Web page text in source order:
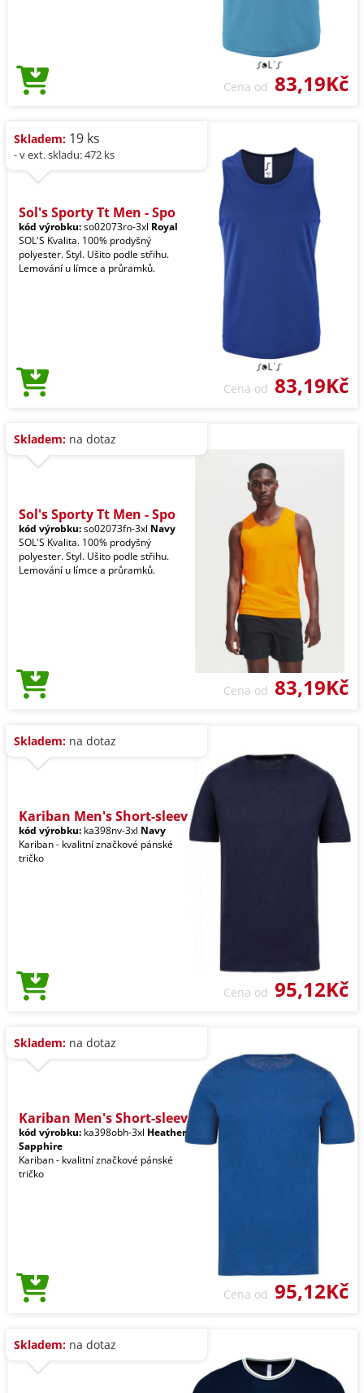
Cena od 83,19Kč
Skladem: 19 ks
- v ext. skladu: 472 ks
Sol's Sporty Tt Men - Spo
kód výrobku:so02073ro-3xl Royal
SOL'S Kvalita. 100% prodyšný
polyester. Styl. Ušito podle střihu.
Lemování u límce a průramků.
Cena od 83,19Kč
Skladem: na dotaz
Sol's Sporty Tt Men - Spo
kód výrobku:so02073fn-3xl Navy
SOL'S Kvalita. 100% prodyšný
polyester. Styl. Ušito podle střihu.
Lemování u límce a průramků.
Cena od 83,19Kč
Skladem: na dotaz
Kariban Men's Short-sleev
kód výrobku: ka398nv-3xl Navy
Kariban - kvalitní značkové pánské
tričko
Cena od 95,12Kč
Skladem: na dotaz
Kariban Men's Short-sleev
kód výrobku: ka398obh-3xl Heather
Sapphire
Kariban - kvalitní značkové pánské
tričko
Cena od 95,12Kč
Skladem: na dotaz